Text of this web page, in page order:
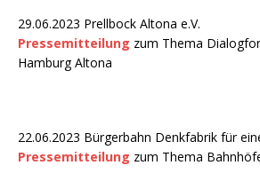
29.06.2023 Prellbock Altona e.V.
Pressemitteilung zum Thema
Hamburg Altona
22.06.2023 Bürgerbahn Denkfabrik für
Pressemitteilung zum Thema